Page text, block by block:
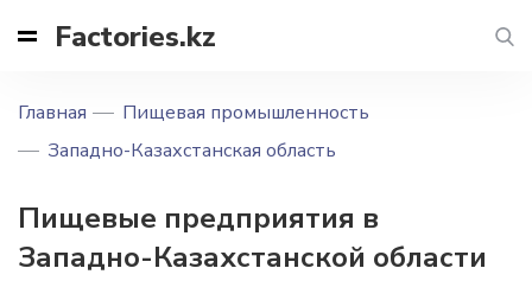
Factories.kz
Главная
Пищевая промышленность
Западно-Казахстанская область
Пищевые предприятия в
Западно-Казахстанской области